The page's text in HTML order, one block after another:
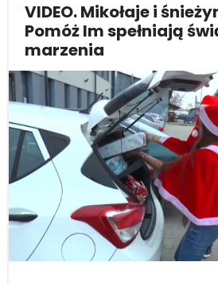
VIDEO. Mikołaje i
Pomóż Im spełniają
marzenia